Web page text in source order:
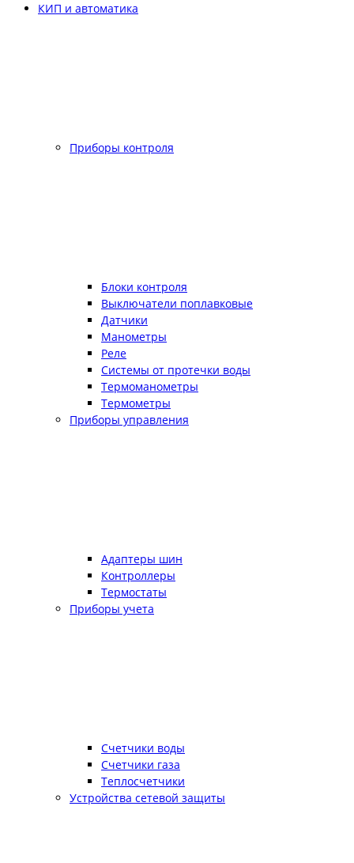
КИП и автоматика
Приборы контроля
Блоки контроля
Выключатели поплавковые
Датчики
Манометры
Реле
Системы от протечки воды
Термоманометры
Термометры
Приборы управления
Адаптеры шин
Контроллеры
Термостаты
Приборы учета
Счетчики воды
Счетчики газа
Теплосчетчики
Устройства сетевой защиты